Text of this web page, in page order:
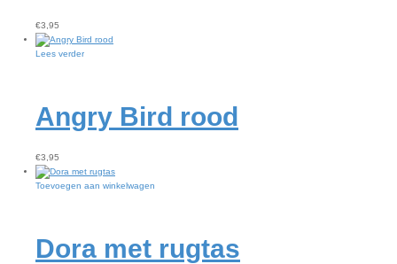
€3,95
Lees verder
Angry Bird rood
€3,95
Toevoegen aan winkelwagen
Dora met rugtas